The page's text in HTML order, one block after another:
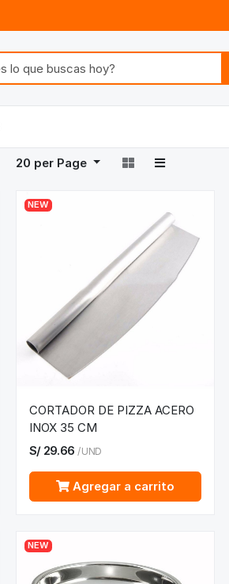
20 per Page
NEW
CORTADOR DE PIZZA ACERO
INOX 35 CM
S/ 29.66 /UND
Agregar a carrito
NEW